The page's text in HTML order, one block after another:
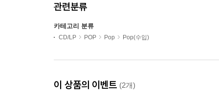
관련분류
카테고리 분류
CD/LP POP Pop Pop(수입)
이 상품의 이벤트 (2개)